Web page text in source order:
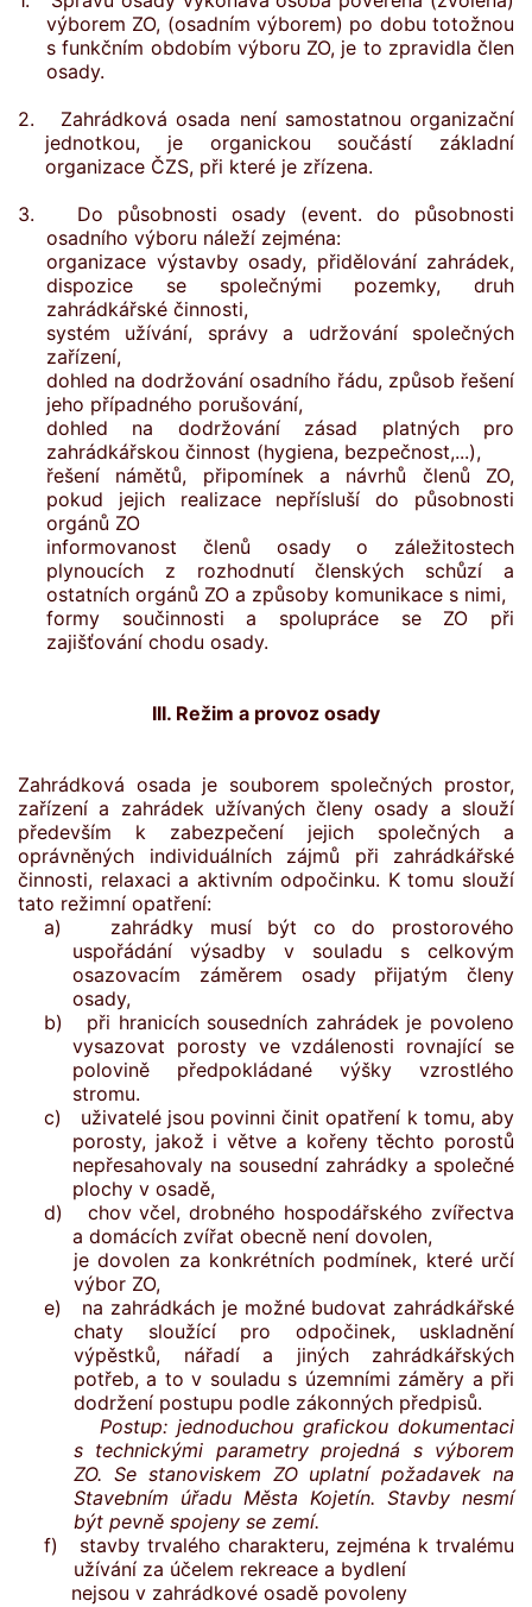
výborem ZO, (osadním výborem) po dobu totožnou
s funkčním obdobím výboru ZO, je to zpravidla člen
osady.
2. Zahrádková osada není samostatnou organizační
jednotkou, je organickou součástí základní
organizace ČZS, při které je zřízena.
3. Do působnosti osady (event. do působnosti
osadního výboru náleží zejména:
organizace výstavby osady, přidělování zahrádek,
dispozice se společnými pozemky, druh
zahrádkářské činnosti,
systém užívání, správy a udržování společných
zařízení,
dohled na dodržování osadního řádu, způsob řešení
jeho případného porušování,
dohled na dodržování zásad platných pro
zahrádkářskou činnost (hygiena, bezpečnost,...),
řešení námětů, připomínek a návrhů členů ZO,
pokud jejich realizace nepřísluší do působnosti
orgánů ZO
informovanost členů osady o záležitostech
plynoucích z rozhodnutí členských schůzí a
ostatních orgánů ZO a způsoby komunikace s nimi,
formy součinnosti a spolupráce se ZO při
zajišťování chodu osady.
III. Režim a provoz osady
Zahrádková osada je souborem společných prostor,
zařízení a zahrádek užívaných členy osady a slouží
především k zabezpečení jejich společných a
oprávněných individuálních zájmů při zahrádkářské
činnosti, relaxaci a aktivním odpočinku. K tomu slouží
tato režimní opatření:
a) zahrádky musí být co do prostorového
uspořádání výsadby v souladu s celkovým
osazovacím záměrem osady přijatým členy
osady,
b) při hranicích sousedních zahrádek je povoleno
vysazovat porosty ve vzdálenosti rovnající se
polovině předpokládané výšky vzrostlého
stromu.
c) uživatelé jsou povinni činit opatření k tomu, aby
porosty, jakož i větve a kořeny těchto porostů
nepřesahovaly na sousední zahrádky a společné
plochy v osadě,
d) chov včel, drobného hospodářského zvířectva
a domácích zvířat obecně není dovolen,
je dovolen za konkrétních podmínek, které určí
výbor ZO,
e) na zahrádkách je možné budovat zahrádkářské
chaty sloužící pro odpočinek, uskladnění
výpěstků, nářadí a jiných zahrádkářských
potřeb, a to v souladu s územními záměry a při
dodržení postupu podle zákonných předpisů.
Postup: jednoduchou grafickou dokumentaci
s technickými parametry projedná s výborem
ZO. Se stanoviskem ZO uplatní požadavek na
Stavebním úřadu Města Kojetín. Stavby nesmí
být pevně spojeny se zemí.
f) stavby trvalého charakteru, zejména k trvalému
užívání za účelem rekreace a bydlení
nejsou v zahrádkové osadě povoleny